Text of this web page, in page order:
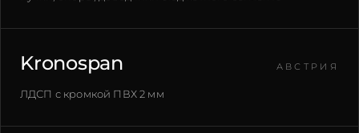
Kronospan АВСТРИЯ
ЛДСП с кромкой ПВХ 2 мм